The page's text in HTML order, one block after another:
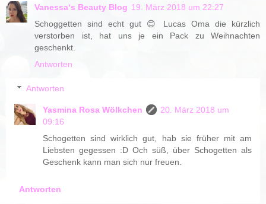
Vanessa‘s Beauty Blog 19. März 2018 um 22:27
Schoggetten sind echt gut 😊 Lucas Oma die kürzlich
verstorben ist, hat uns je ein Pack zu Weihnachten
geschenkt.
Antworten
Antworten
Yasmina Rosa Wölkchen
20. März 2018 um
09:16
Schogetten sind wirklich gut, hab sie früher mit am
Liebsten gegessen :D Och süß, über Schogetten als
Geschenk kann man sich nur freuen.
Antworten